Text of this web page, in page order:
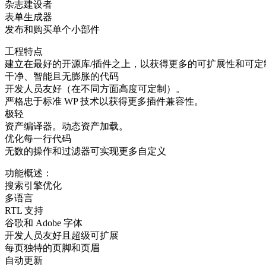
杂志建设者
表单生成器
发布和购买单个小部件
工程特点
建立在最好的开源库/插件之上，以获得更多的可扩展性和可定
干净、智能且无膨胀的代码
开发人员友好（在不同方面高度可定制）。
严格忠于标准 WP 技术以获得更多插件兼容性。
极轻
资产编译器。动态资产加载。
优化每一行代码
无数的操作和过滤器可实现更多自定义
功能概述：
搜索引擎优化
多语言
RTL 支持
谷歌和 Adob​​e 字体
开发人员友好且超级可扩展
每页独特的页脚和页眉
自动更新